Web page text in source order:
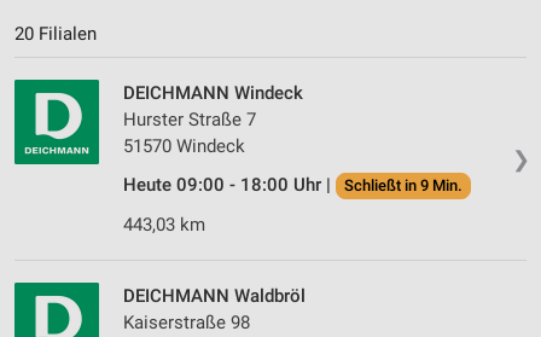
20 Filialen
❯
DEICHMANN Windeck
Hurster Straße 7
51570 Windeck
Heute 09:00 - 18:00 Uhr |
Schließt in 9 Min.
443,03 km
DEICHMANN Waldbröl
Kaiserstraße 98